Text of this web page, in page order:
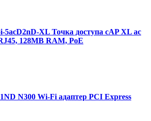
XL Точка доступа cAP XL ac
128MB RAM, PoE
N300 Wi-Fi адаптер PCI Express